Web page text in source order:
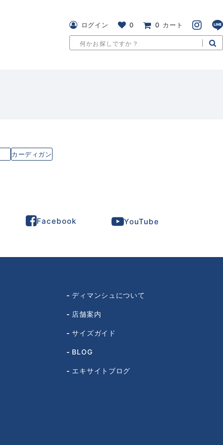
ログイン 0 0 カート
カーディガン
Facebook YouTube
ディマンシュについて
店舗案内
サイズガイド
BLOG
エキサイトブログ